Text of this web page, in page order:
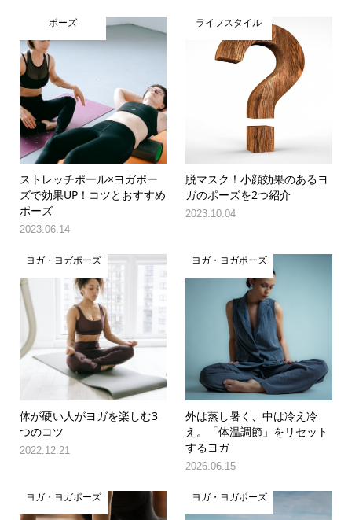
ポーズ
ストレッチポール×ヨガポー
ズで効果UP！コツとおすすめ
ポーズ
2023.06.14
ライフスタイル
脱マスク！小顔効果のあるヨ
ガのポーズを2つ紹介
2023.10.04
ヨガ・ヨガポーズ
体が硬い人がヨガを楽しむ3
つのコツ
2022.12.21
ヨガ・ヨガポーズ
外は蒸し暑く、中は冷え冷
え。「体温調節」をリセット
するヨガ
2026.06.15
ヨガ・ヨガポーズ ヨガ・ヨガポーズ